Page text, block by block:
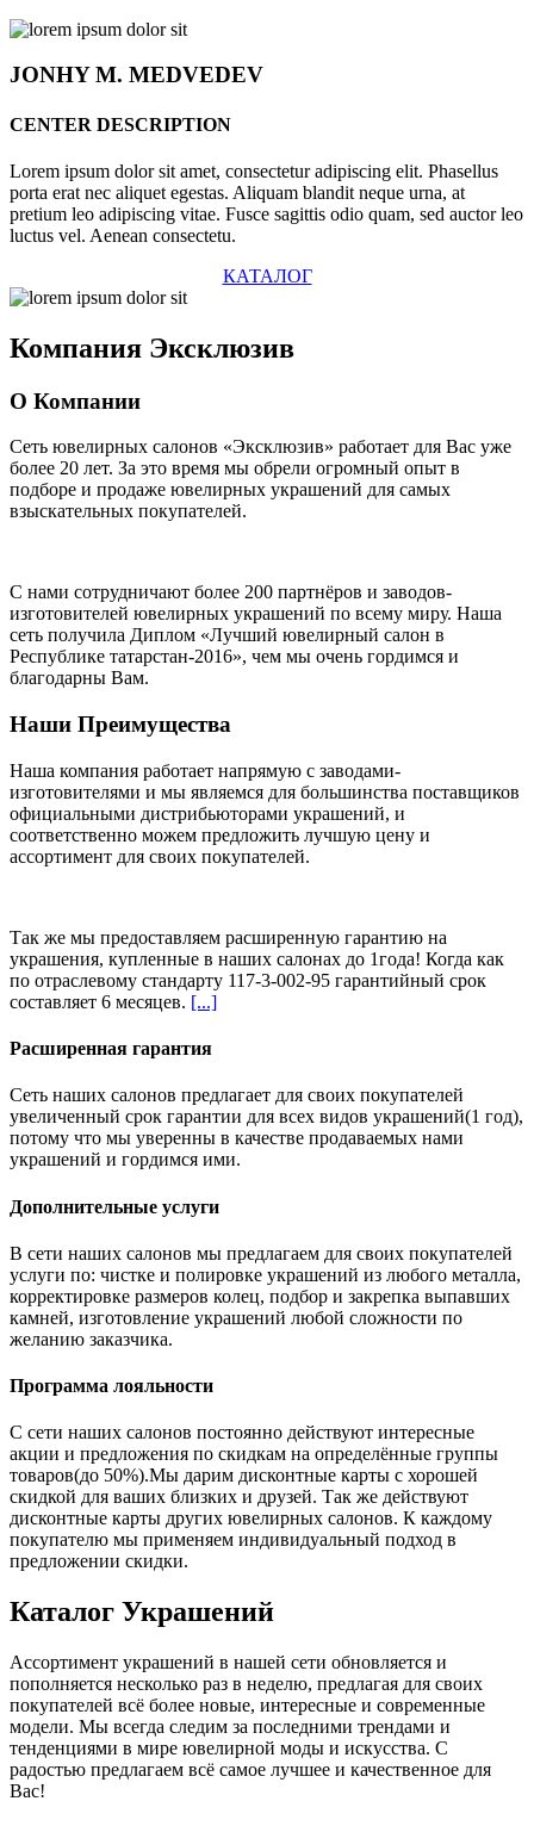
JONHYM. MEDVEDEV
CENTER DESCRIPTION
Lorem ipsum dolor sit amet, consectetur adipiscing elit. Phasellus
porta erat nec aliquet egestas. Aliquam blandit neque urna, at
pretium leo adipiscing vitae. Fusce sagittis odio quam, sed auctor leo
luctus vel. Aenean consectetu.
КАТАЛОГ
Компания Эксклюзив
О Компании
Сеть ювелирных салонов «Эксклюзив» работает для Вас уже
более 20 лет. За это время мы обрели огромный опыт в
подборе и продаже ювелирных украшений для самых
взыскательных покупателей.
С нами сотрудничают более 200 партнёров и заводов-
изготовителей ювелирных украшений по всему миру. Наша
сеть получила Диплом «Лучший ювелирный салон в
Республике татарстан-2016», чем мы очень гордимся и
благодарны Вам.
Наши Преимущества
Наша компания работает напрямую с заводами-
изготовителями и мы являемся для большинства поставщиков
официальными дистрибьюторами украшений, и
соответственно можем предложить лучшую цену и
ассортимент для своих покупателей.
Так же мы предоставляем расширенную гарантию на
украшения, купленные в наших салонах до 1года! Когда как
по отраслевому стандарту 117-3-002-95 гарантийный срок
составляет 6 месяцев. [...]
Расширенная гарантия
Сеть наших салонов предлагает для своих покупателей
увеличенный срок гарантии для всех видов украшений(1 год),
потому что мы уверенны в качестве продаваемых нами
украшений и гордимся ими.
Дополнительные услуги
В сети наших салонов мы предлагаем для своих покупателей
услуги по: чистке и полировке украшений из любого металла,
корректировке размеров колец, подбор и закрепка выпавших
камней, изготовление украшений любой сложности по
желанию заказчика.
Программа лояльности
С сети наших салонов постоянно действуют интересные
акции и предложения по скидкам на определённые группы
товаров(до 50%).Мы дарим дисконтные карты с хорошей
скидкой для ваших близких и друзей. Так же действуют
дисконтные карты других ювелирных салонов. К каждому
покупателю мы применяем индивидуальный подход в
предложении скидки.
Каталог Украшений
Ассортимент украшений в нашей сети обновляется и
пополняется несколько раз в неделю, предлагая для своих
покупателей всё более новые, интересные и современные
модели. Мы всегда следим за последними трендами и
тенденциями в мире ювелирной моды и искусства. С
радостью предлагаем всё самое лучшее и качественное для
Вас!